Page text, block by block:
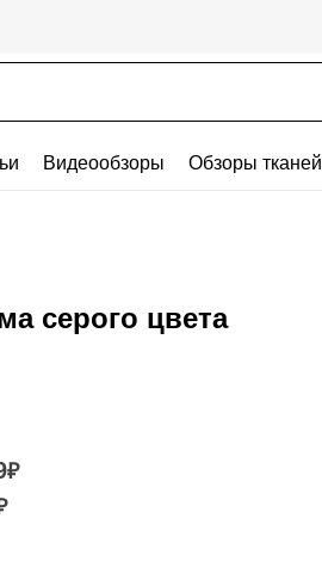
Видеообзоры Обзоры тканей
серого цвета
₽